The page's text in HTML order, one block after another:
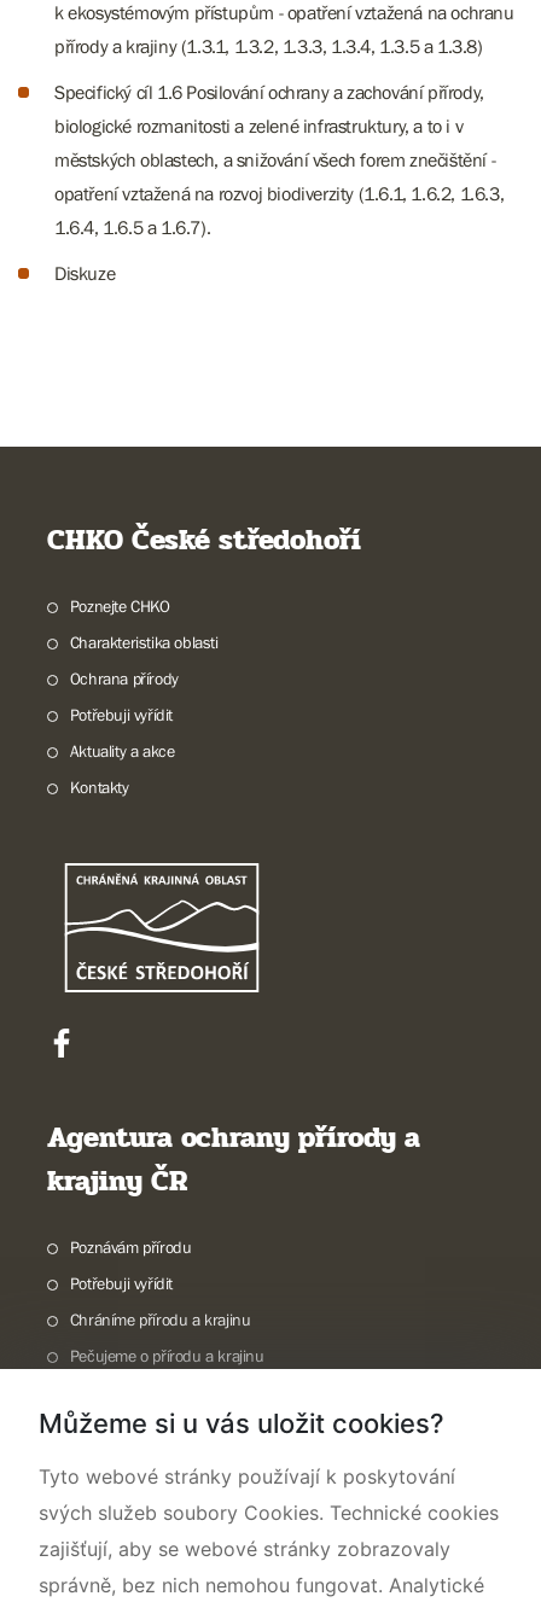
k ekosystémovým přístupům - opatření vztažená na ochranu
přírody a krajiny (1.3.1, 1.3.2, 1.3.3, 1.3.4, 1.3.5 a 1.3.8)
Specifický cíl 1.6 Posilování ochrany a zachování přírody,
biologické rozmanitosti a zelené infrastruktury, a to i v
městských oblastech, a snižování všech forem znečištění -
opatření vztažená na rozvoj biodiverzity (1.6.1, 1.6.2, 1.6.3,
1.6.4, 1.6.5 a 1.6.7).
Diskuze
CHKO České středohoří
Poznejte CHKO
Charakteristika oblasti
Ochrana přírody
Potřebuji vyřídit
Aktuality a akce
Kontakty
Agentura ochrany přírody a
krajiny ČR
Poznávám přírodu
Potřebuji vyřídit
Chráníme přírodu a krajinu
Pečujeme o přírodu a krajinu
O nás
Můžeme si u vás uložit cookies?
Tyto webové stránky používají k poskytování
svých služeb soubory Cookies. Technické cookies
zajišťují, aby se webové stránky zobrazovaly
správně, bez nich nemohou fungovat. Analytické